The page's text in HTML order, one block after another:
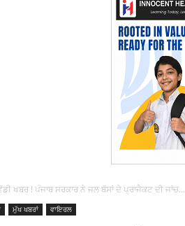
ਖਬਰ ! ਪੰਜਾਬ ਸਰਕਾਰ ਨੇ ਜਲ ਬੱਸਾਂ ਦੇ ਪ੍ਰਾਜੈਕਟ ਦੀ ਜਾਂਚ...
ਮੁੱਖ ਖਬਰਾਂ ਵਾਇਰਲ